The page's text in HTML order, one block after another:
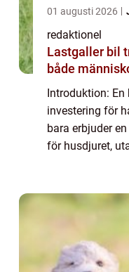
01 augusti 2026
redaktionel
Lastgaller bil tryggare transport för
både
Introduktion:
investering för
bara erbjuder
för husdjuret,